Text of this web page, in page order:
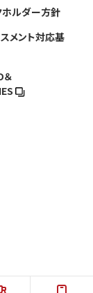
ホルダー方針
メント対応基
＆